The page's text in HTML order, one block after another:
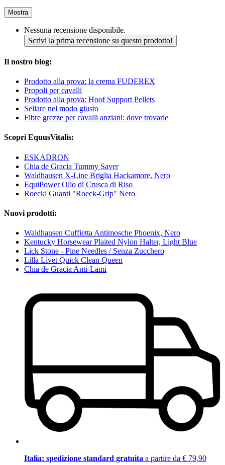
Mostra
Nessuna recensione disponibile.
Scrivi la prima recensione su questo prodotto!
Il nostro blog:
Prodotto alla prova: la crema FUDEREX
Propoli per cavalli
Prodotto alla prova: Hoof Support Pellets
Sellare nel modo giusto
Fibre grezze per cavalli anziani: dove trovarle
Scopri EquusVitalis:
ESKADRON
Chia de Gracia Tummy Saver
Waldhausen X-Line Briglia Hackamore, Nero
EquiPower Olio di Crusca di Riso
Roeckl Guanti "Roeck-Grip" Nero
Nuovi prodotti:
Waldhausen Cuffietta Antimosche Phoenix, Nero
Kentucky Horsewear Plaited Nylon Halter, Light Blue
Lick Stone - Pine Needles / Senza Zucchero
Lilla Livet Quick Clean Queen
Chia de Gracia Anti-Lami
Italia: spedizione standard gratuita a partire da € 79,90